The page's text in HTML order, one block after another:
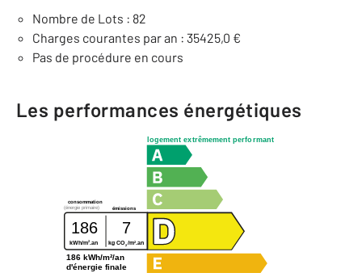
Nombre de Lots : 82
Charges courantes par an : 35425,0 €
Pas de procédure en cours
Les performances énergétiques
logement extrêmement performant
consommation
émissions
(énergie primaire)
186 7
kWh/m2.an kg CO2 /m2 .an
186 kWh/m²/an
d'énergie finale